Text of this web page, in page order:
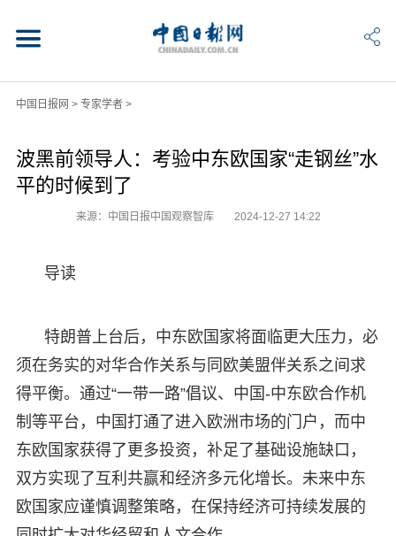
中国日报网 > 专家学者>
波黑前领导人：考验中东欧国家“走钢丝”水
平的时候到了
来源：中国日报中国观察智库 2024-12-27 14:22
导读
特朗普上台后，中东欧国家将面临更大压力，必
须在务实的对华合作关系与同欧美盟伴关系之间求
得平衡。通过“一带一路”倡议、中国-中东欧合作机
制等平台，中国打通了进入欧洲市场的门户，而中
东欧国家获得了更多投资，补足了基础设施缺口，
双方实现了互利共赢和经济多元化增长。未来中东
欧国家应谨慎调整策略，在保持经济可持续发展的